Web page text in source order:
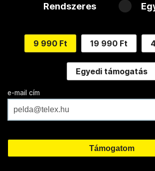
Rendszeres
9 990 Ft 19 990 Ft
Egyedi támogatás
e-mail cím